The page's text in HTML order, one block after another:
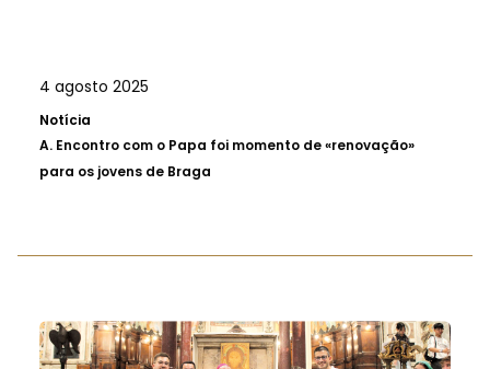
4 agosto 2025
Notícia
A. Encontro com o Papa foi momento de «renovação»
para os jovens de Braga